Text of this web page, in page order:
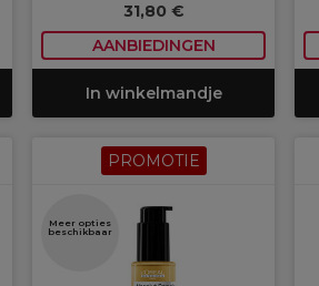
31,80 €
AANBIEDINGEN
In winkelmandje
PROMOTIE
Meer opties
beschikbaar